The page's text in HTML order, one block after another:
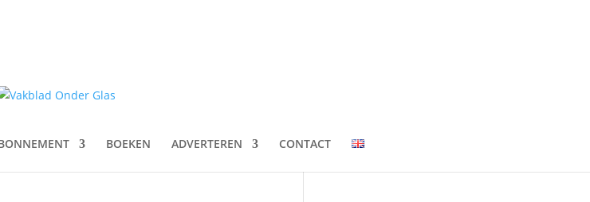
BOEKEN ADVERTEREN
CONTACT